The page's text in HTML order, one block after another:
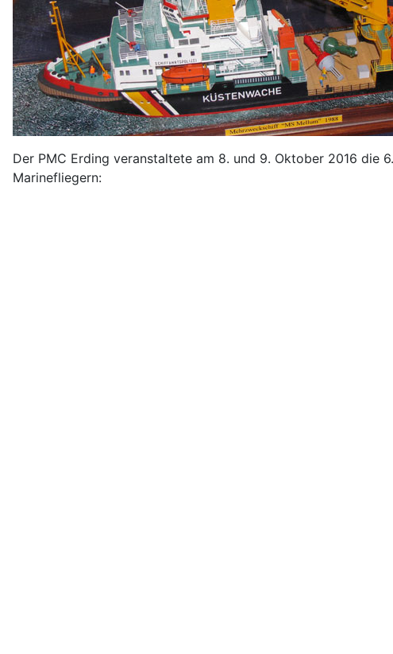
Der PMC Erding veranstaltete am 8. und 9. Oktober 2016 die
Marinefliegern: